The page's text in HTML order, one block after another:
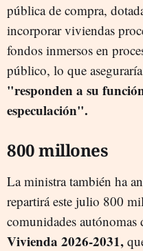
pública de compra,
incorporar viviendas
fondos inmersos en
público, lo que
"responden a su
especulación".
800 millones
La ministra también ha
repartirá este julio 800
comunidades autónomas
Vivienda 2026-2031,